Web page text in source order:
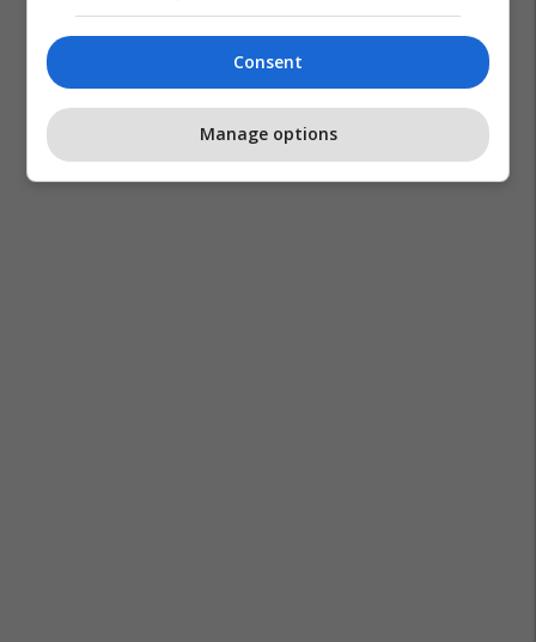
Consent
Manage options